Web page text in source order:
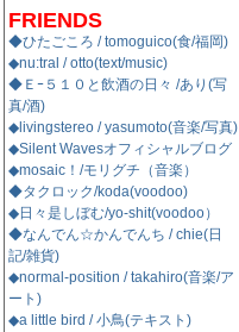
FRIENDS
◆ひたごころ / tomoguico(食/福岡)
◆nu:tral / otto(text/music)
◆Ｅｰ５１０と飲酒の日々 /あり(写
真/酒)
◆livingstereo / yasumoto(音楽/写真)
◆Silent Wavesオフィシャルブログ
◆mosaic！/モリグチ（音楽）
◆タクロック/koda(voodoo)
◆日々是しぼむ/yo-shit(voodoo）
◆なんでん☆かんでんち / chie(日
記/雑貨)
◆normal-position / takahiro(音楽/ア
ート)
◆a little bird / 小鳥(テキスト)